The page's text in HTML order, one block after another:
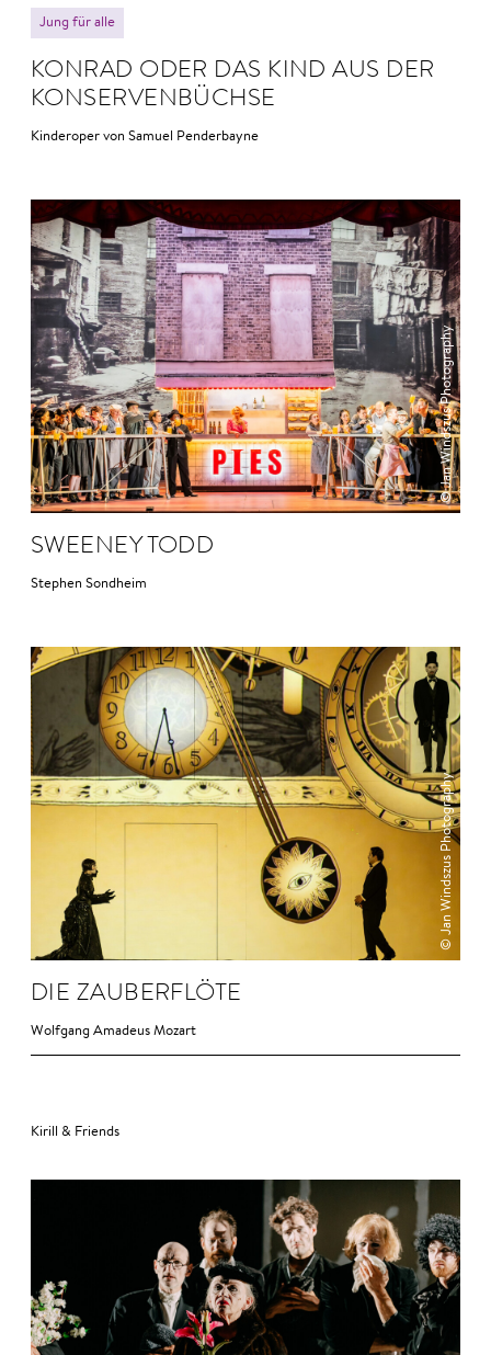
Jung für alle
KON­RAD ODER DAS KIND AUS DER
KON­SER­VEN­BÜCHSE
Kinderoper von Samuel Penderbayne
© Jan Windszus Photography
SWEENEY TODD
Stephen Sondheim
© Jan Windszus Photography
DIE ZAU­BER­FLÖTE
Wolfgang Amadeus Mozart
Kirill & Friends